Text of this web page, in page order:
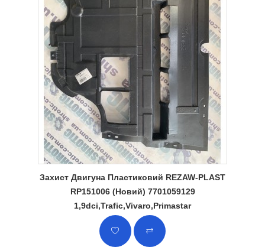
Захист Двигуна Пластиковий REZAW-PLAST
RP151006 (Новий) 7701059129
1,9dci,Trafic,Vivaro,Primastar